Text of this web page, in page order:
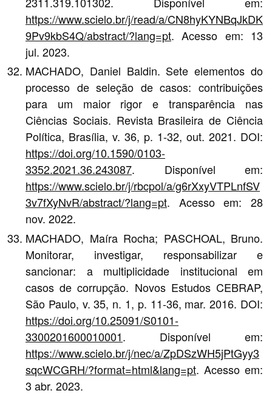
https://www.scielo.br/j/read/a/CN8hyKYNBqJkDK
9Pv9kbS4Q/abstract/?lang=pt. Acesso em: 13
jul. 2023.
MACHADO, Daniel Baldin. Sete elementos do
processo de seleção de casos: contribuições
para um maior rigor e transparência nas
Ciências Sociais. Revista Brasileira de Ciência
Política, Brasília, v. 36, p. 1-32, out. 2021. DOI:
https://doi.org/10.1590/0103-
3352.2021.36.243087. Disponível em:
https://www.scielo.br/j/rbcpol/a/g6rXxyVTPLnfSV
3v7fXyNvR/abstract/?lang=pt. Acesso em: 28
nov. 2022.
MACHADO, Maíra Rocha; PASCHOAL, Bruno.
Monitorar, investigar, responsabilizar e
sancionar: a multiplicidade institucional em
casos de corrupção. Novos Estudos CEBRAP,
São Paulo, v. 35, n. 1, p. 11-36, mar. 2016. DOI:
https://doi.org/10.25091/S0101-
3300201600010001. Disponível em:
https://www.scielo.br/j/nec/a/ZpDSzWH5jPtGyy3
sqcWCGRH/?format=html&lang=pt. Acesso em:
3 abr. 2023.